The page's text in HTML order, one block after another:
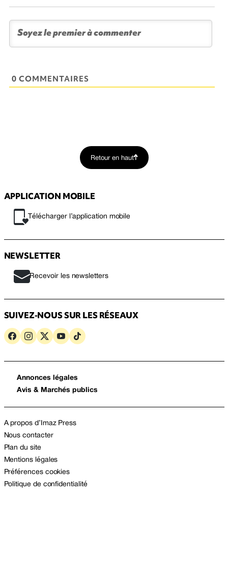
0 COMMENTAIRES
Retour en haut
APPLICATION MOBILE
Télécharger l’application mobile
NEWSLETTER
Recevoir les newsletters
SUIVEZ-NOUS SUR LES RÉSEAUX
Annonces légales
Avis & Marchés publics
A propos d’Imaz Press
Nous contacter
Plan du site
Mentions légales
Préférences cookies
Politique de confidentialité